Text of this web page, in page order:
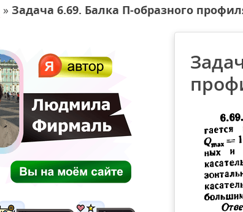
» Задача 6.69. Балка П-образного